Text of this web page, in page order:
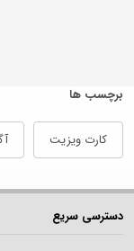
برچسب ها
کارت ویزیت
دسترسی سریع